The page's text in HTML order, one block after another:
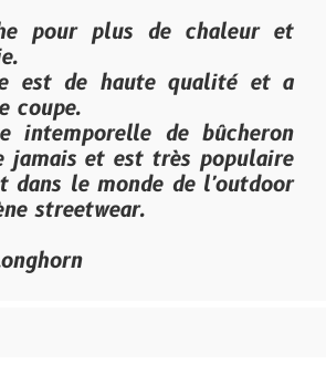
pour plus de chaleur et
est de haute qualité et a
coupe.
intemporelle de bûcheron
jamais et est très populaire
dans le monde de l'outdoor
streetwear.